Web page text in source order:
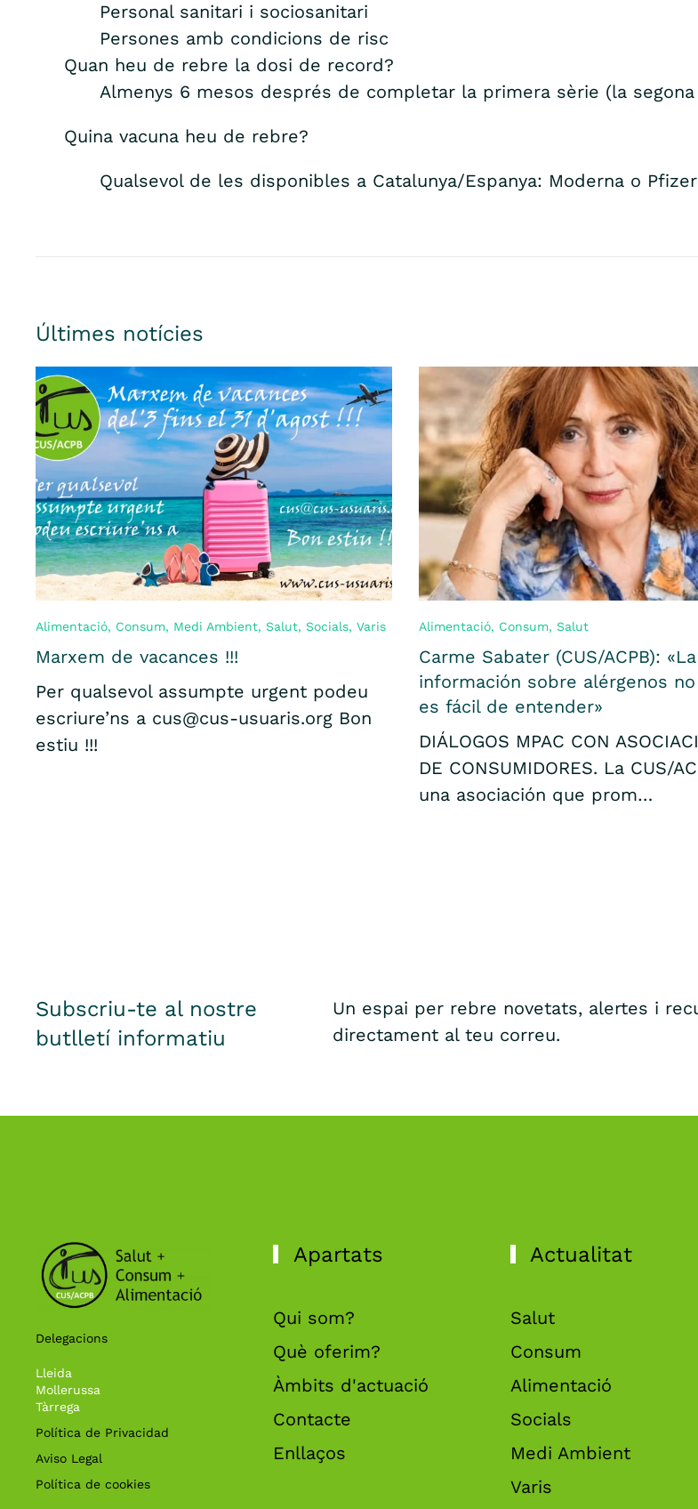
Personal sanitari i sociosanitari
Persones amb condicions de risc
Quan heu de rebre la dosi de record?
Almenys 6 mesos després de completar la primera sèrie (la
Quina vacuna heu de rebre?
Qualsevol de les disponibles a Catalunya/Espanya: Moderna o Pfizer
Últimes notícies
Alimentació, Consum, Medi Ambient, Salut, Socials, Varis
Marxem de vacances !!!
Per qualsevol assumpte urgent podeu
escriure’ns a cus@cus-usuaris.org Bon
estiu !!!
Alimentació, Consum,Salut
Carme Sabater (CUS/ACPB): «La
información sobre alérgenos
es fácil de entender»
DIÁLOGOS MPAC CON
DE CONSUMIDORES. La CUS/
una asociación que prom…
Subscriu-te al nostre
butlletí informatiu
Un espai per rebre novetats, alertes i
directament al teu correu.
Delegacions
Lleida
Mollerussa
Tàrrega
Política de Privacidad
Aviso Legal
Política de cookies
Apartats
Qui som?
Què oferim?
Àmbits d'actuació
Contacte
Enllaços
Actualitat
Salut
Consum
Alimentació
Socials
Medi Ambient
Varis